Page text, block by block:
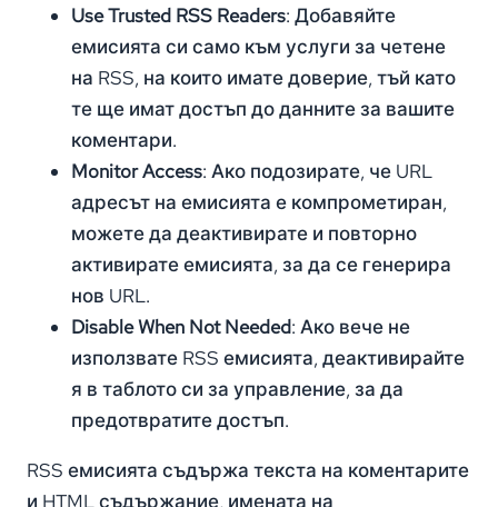
Use Trusted RSS Readers: Добавяйте
емисията си само към услуги за четене
на RSS, на които имате доверие, тъй като
те ще имат достъп до данните за вашите
коментари.
Monitor Access: Ако подозирате, че URL
адресът на емисията е компрометиран,
можете да деактивирате и повторно
активирате емисията, за да се генерира
нов URL.
Disable When Not Needed: Ако вече не
използвате RSS емисията, деактивирайте
я в таблото си за управление, за да
предотвратите достъп.
RSS емисията съдържа текста на коментарите
и HTML съдържание, имената на